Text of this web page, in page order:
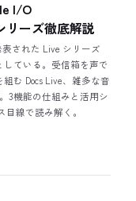
I/O
リーズ徹底解説
された Live シリーズ
している。受信箱を声で
む Docs Live、雑多な音
3機能の仕組みと活用シ
線で読み解く。